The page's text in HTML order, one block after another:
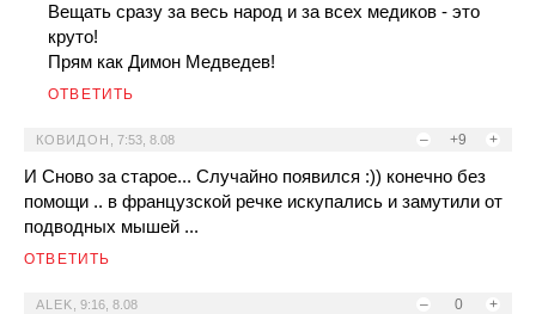
Вещать сразу за весь народ и за всех медиков - это
круто!
Прям как Димон Медведев!
ОТВЕТИТЬ
– +9 +
КОВИДОН 7:53, 8.08
И Сново за старое... Случайно появился :)) конечно без
помощи .. в французской речке искупались и замутили от
подводных мышей ...
ОТВЕТИТЬ
– 0 +
ALEK ,9:16, 8.08